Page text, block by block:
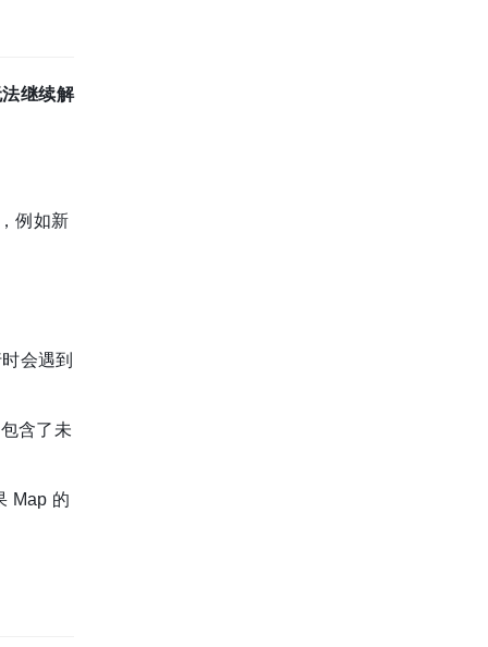
继续解
例如新
会遇到
含了未
Map 的